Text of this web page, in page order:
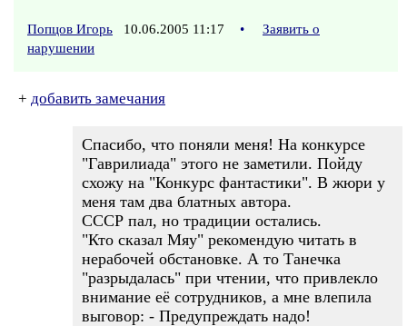
Попцов Игорь 10.06.2005 11:17 •
Заявить о
нарушении
+ добавить замечания
Спасибо, что поняли меня! На конкурсе
"Гаврилиада" этого не заметили. Пойду
схожу на "Конкурс фантастики". В жюри у
меня там два блатных автора.
СССР пал, но традиции остались.
"Кто сказал Мяу" рекомендую читать в
нерабочей обстановке. А то Танечка
"разрыдалась" при чтении, что привлекло
внимание её сотрудников, а мне влепила
выговор: - Предупреждать надо!